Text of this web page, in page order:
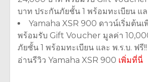
บาท ประกันภัยชั้น 1 พร้อมทะเบียน แล
Yamaha XSR 900 ดาวน์เริ่มต้นเ
พร้อมรับ Gift Voucher มูลค่า
ภัยชั้น 1 พร้อมทะเบียน และ พ.ร.บ. ฟรี!!
อ่านรีวิว Yamaha XSR 900 เพิ่มที่นี่